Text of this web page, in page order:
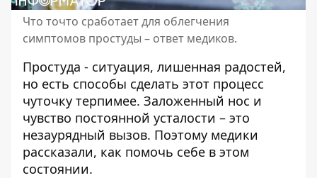
Что точто сработает для облегчения
симптомов простуды – ответ медиков.
Простуда - ситуация, лишенная радостей,
но есть способы сделать этот процесс
чуточку терпимее. Заложенный нос и
чувство постоянной усталости – это
незаурядный вызов. Поэтому медики
рассказали, как помочь себе в этом
состоянии.